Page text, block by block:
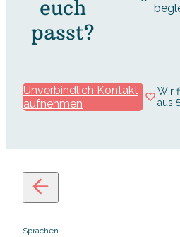
euch
passt?
Unverbindlich Kontakt
aufnehmen
Wir
aus
Sprachen